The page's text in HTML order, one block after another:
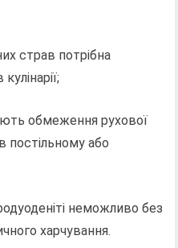
страв потрібна
обмеження рухової
постільному або
неможливо без
харчування.